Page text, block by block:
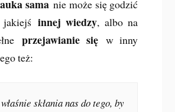
sama nie może się godzić
innej wiedzy, albo na
przejawianie się w inny
też:
skłania nas do tego, by